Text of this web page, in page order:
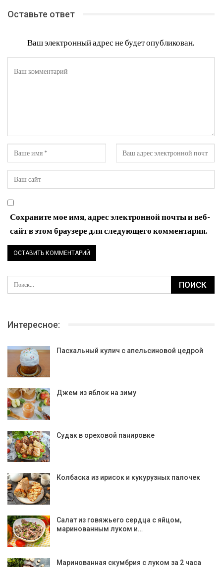
Оставьте ответ
Ваш электронный адрес не будет опубликован.
Сохраните мое имя, адрес электронной почты и веб-
сайт в этом браузере для следующего комментария.
Интересное:
Пасхальный кулич с апельсиновой цедрой
Джем из яблок на зиму
Судак в ореховой панировке
Колбаска из ирисок и кукурузных палочек
Салат из говяжьего сердца с яйцом,
маринованным луком и…
Маринованная скумбрия с луком за 2 часа